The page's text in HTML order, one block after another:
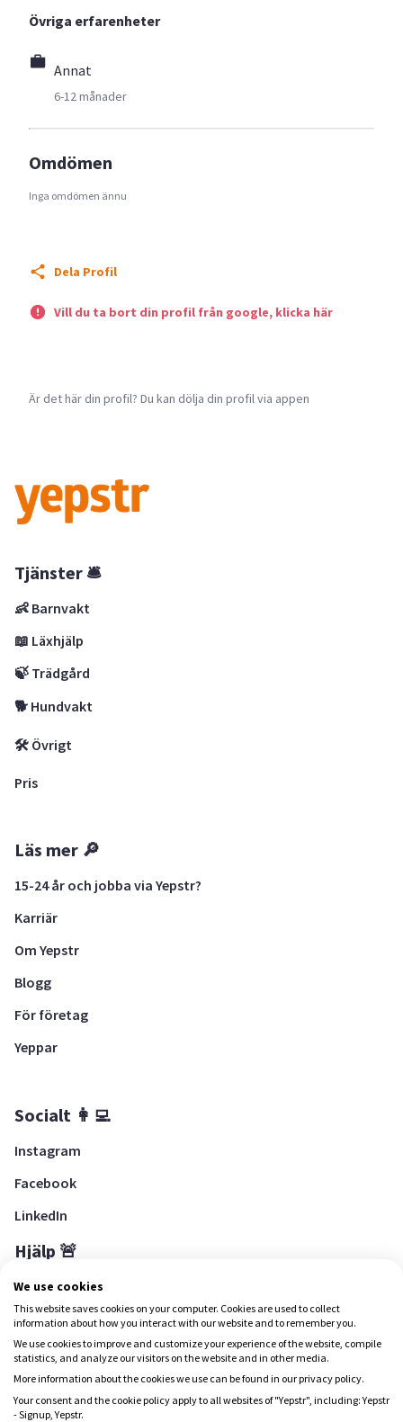
Övriga erfarenheter
Annat
6-12 månader
Omdömen
Inga omdömen ännu
Dela Profil
Vill du ta bort din profil från google, klicka här
Är det här din profil? Du kan dölja din profil via appen
Tjänster 🛎
👶 Barnvakt
📖 Läxhjälp
🍃 Trädgård
🐕 Hundvakt
🛠 Övrigt
Pris
Läs mer 🔎
15-24 år och jobba via Yepstr?
Karriär
Om Yepstr
Blogg
För företag
Yeppar
Socialt 👩‍💻
Instagram
Facebook
LinkedIn
Hjälp 🚨
Hjälpcenter
Ladda ned Yepstr
Ladda ned Yepstr
We use cookies
This website saves cookies on your computer. Cookies are used to collect
information about how you interact with our website and to remember you.
We use cookies to improve and customize your experience of the website, compile
statistics, and analyze our visitors on the website and in other media.
More information about the cookies we use can be found in our privacy policy.
Your consent and the cookie policy apply to all websites of "Yepstr", including: Yepstr
- Signup, Yepstr.